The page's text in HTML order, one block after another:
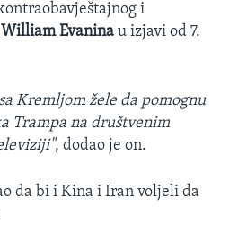
i
William Evanina u izjavi od 7.
Kremljom žele da pomognu
Trampa na društvenim
, dodao je on.
da bi i Kina i Iran voljeli da